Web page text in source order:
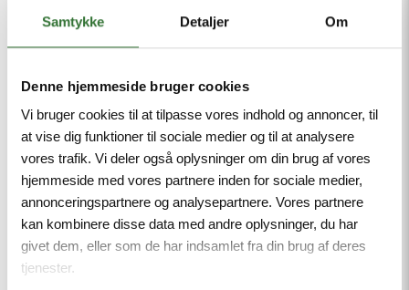
Samtykke Detaljer Om
Denne hjemmeside bruger cookies
Vi bruger cookies til at tilpasse vores indhold og annoncer, til
at vise dig funktioner til sociale medier og til at analysere
vores trafik. Vi deler også oplysninger om din brug af vores
hjemmeside med vores partnere inden for sociale medier,
annonceringspartnere og analysepartnere. Vores partnere
kan kombinere disse data med andre oplysninger, du har
givet dem, eller som de har indsamlet fra din brug af deres
tjenester.
der kan gøre livet besværligt for
uvedkommende, der prøver at tiltvinge
"Låsen! Den helt konkrete, fysiske låsen
kan utgjøre forskjellen mellom et nett
som fungerer og et nett som risikerer å
bli sabotert. Velger et selskap en enkel
standardnøkkel som alle ansatte kan gå
rundt med i nøkkelknippet, er det altfor